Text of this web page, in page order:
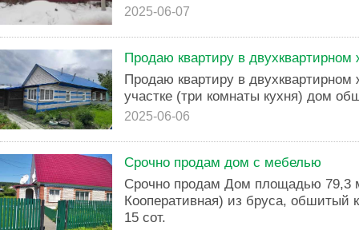
2025-06-07
Продаю квартиру в
Продаю квартиру в
участке (три комнаты кухня) дом
2025-06-06
Срочно продам дом с мебелью
Срочно продам Дом площадью 79,3
Кооперативная) из бруса, обшитый
15 сот.